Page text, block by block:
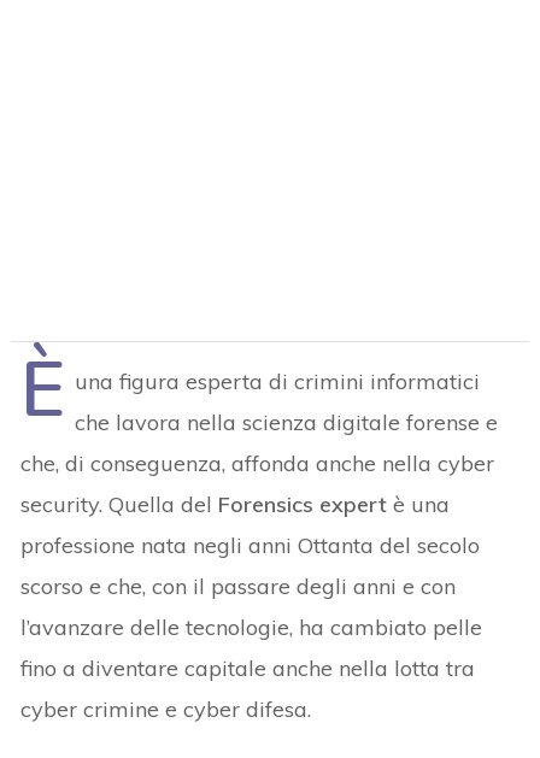
È una figura esperta di crimini informatici
che lavora nella scienza digitale forense e
che, di conseguenza, affonda anche nella cyber
security. Quella del Forensics expert è una
professione nata negli anni Ottanta del secolo
scorso e che, con il passare degli anni e con
l’avanzare delle tecnologie, ha cambiato pelle
fino a diventare capitale anche nella lotta tra
cyber crimine e cyber difesa.